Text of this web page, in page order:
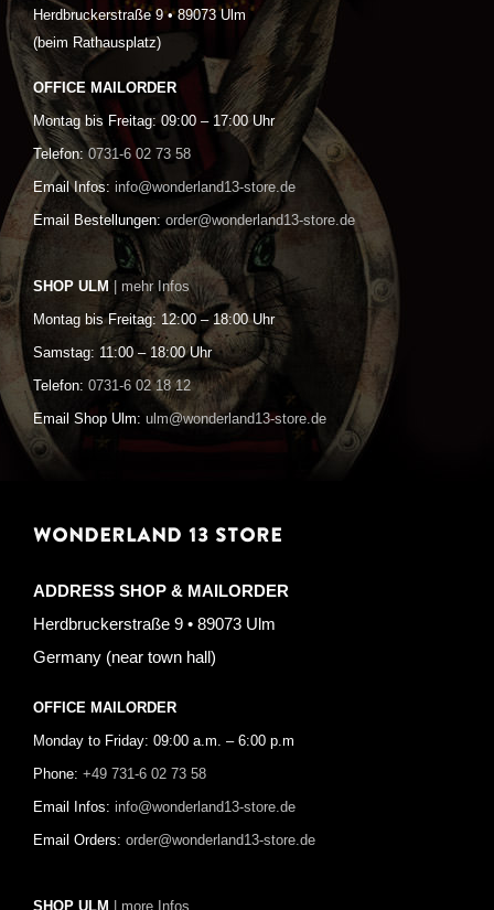
Herdbruckerstraße 9 • 89073 Ulm
(beim Rathausplatz)
OFFICE MAILORDER
Montag bis Freitag: 09:00 – 17:00 Uhr
Telefon: 0731-6 02 73 58
Email Infos: info@wonderland13-store.de
Email Bestellungen: order@wonderland13-store.de
SHOP ULM | mehr Infos
Montag bis Freitag: 12:00 – 18:00 Uhr
Samstag: 11:00 – 18:00 Uhr
Telefon: 0731-6 02 18 12
Email Shop Ulm: ulm@wonderland13-store.de
WONDERLAND 13 STORE
ADDRESS SHOP & MAILORDER
Herdbruckerstraße 9 • 89073 Ulm
Germany (near town hall)
OFFICE MAILORDER
Monday to Friday: 09:00 a.m. – 6:00 p.m
Phone: +49 731-6 02 73 58
Email Infos: info@wonderland13-store.de
Email Orders: order@wonderland13-store.de